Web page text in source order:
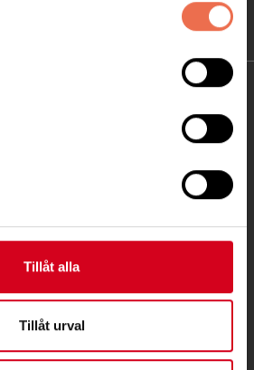
Tillåt alla
Tillåt urval
10
901-0075 | Swishgåva 90 100